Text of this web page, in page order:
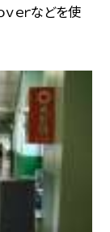
ｅｒなどを使